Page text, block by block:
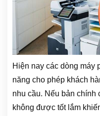
Hiện nay các dòng máy
năng cho phép khách
nhu cầu. Nếu bản
không được tốt lắm